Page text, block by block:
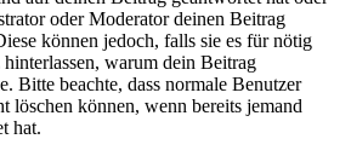
oder Moderator deinen Beitrag
können jedoch, falls sie es für nötig
warum dein Beitrag
Bitte beachte, dass normale Benutzer
löschen können, wenn bereits jemand
hat.